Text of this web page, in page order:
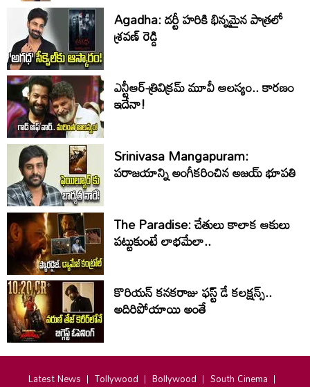
Agadha: డర్టీ హరికి భిన్నమైన పాత్రలో
శ్రవణ్‌ రెడ్డి
ఎన్టీఆర్-త్రివిక్రమ్ మూవీ ఆలస్యం.. కారణం
ఇదేనా!
Srinivasa Mangapuram:
పరాజయాన్ని అంగీకరించిన అజయ్ భూపతి
The Paradise: చేతులు కాలాక ఆకులు
పట్టుకుంటే లాభమేలా..
కొరియన్ కనకరాజు ఫస్ట్ డే కలక్షన్స్..
అదిరిపోయాయి అంతే
Latest News Tollywood Bollywood
South Cinema